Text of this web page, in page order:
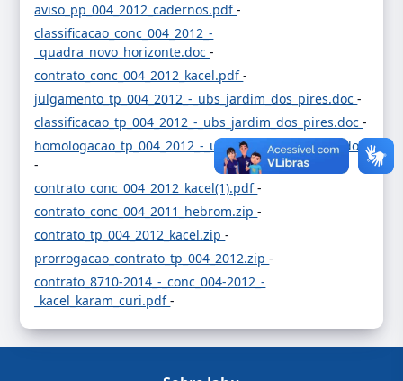
aviso_pp_004_2012_cadernos.pdf-
classificacao_conc_004_2012_-
_quadra_novo_horizonte.doc-
contrato_conc_004_2012_kacel.pdf-
julgamento_tp_004_2012_-_ubs_jardim_dos_pires.doc-
classificacao_tp_004_2012_-_ubs_jardim_dos_pires.doc-
homologacao_tp_004_2012_-_ubs_jardim_dos_pires.doc
-
contrato_conc_004_2012_kacel(1).pdf-
contrato_conc_004_2011_hebrom.zip-
contrato_tp_004_2012_kacel.zip-
prorrogacao_contrato_tp_004_2012.zip-
contrato_8710-2014_-_conc_004-2012_-
_kacel_karam_curi.pdf-